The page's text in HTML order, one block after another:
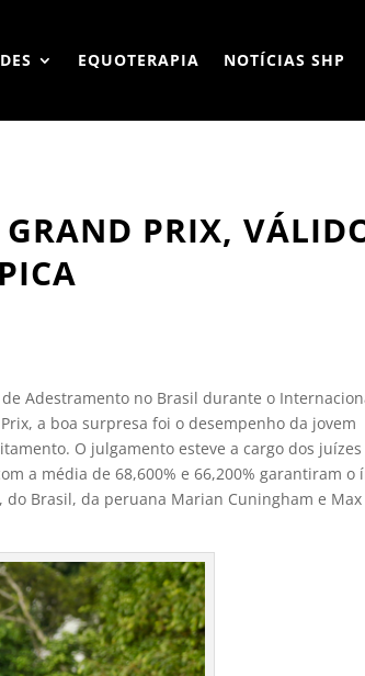
EQUOTERAPIA NOTÍCIAS SHP
PRIX,
Adestramento no Brasil durante o
a boa surpresa foi o desempenho da jovem
O julgamento esteve a cargo dos juízes
a média de 68,600% e 66,200% garantiram o
Brasil, da peruana Marian Cuningham e Max